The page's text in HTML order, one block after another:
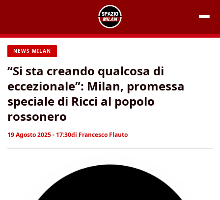
contenuto
NEWS MILAN
“Si sta creando qualcosa di
eccezionale”: Milan, promessa
speciale di Ricci al popolo
rossonero
19 Agosto 2025 - 17:30di Francesco Flauto